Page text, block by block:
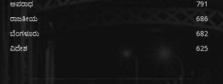
ಅಪರಾಧ
791
ರಾಜಕೀಯ
686
ಬೆಂಗಳೂರು
682
ವಿದೇಶ
625